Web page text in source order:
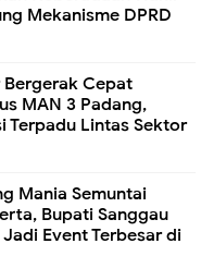
Mekanisme DPRD
Bergerak Cepat
MAN 3 Padang,
Terpadu Lintas Sektor
Mania Semuntai
Bupati Sanggau
Event Terbesar di